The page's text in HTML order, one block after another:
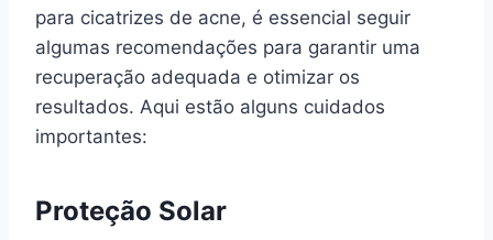
para cicatrizes de acne, é essencial seguir
algumas recomendações para garantir uma
recuperação adequada e otimizar os
resultados. Aqui estão alguns cuidados
importantes:
Proteção Solar